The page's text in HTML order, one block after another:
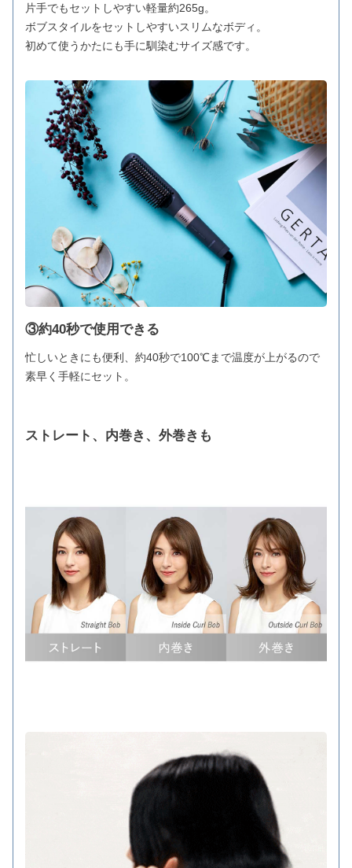
片手でもセットしやすい軽量約265g。
ボブスタイルをセットしやすいスリムなボディ。
初めて使うかたにも手に馴染むサイズ感です。
③約40秒で使用できる
忙しいときにも便利、約40秒で100℃まで温度が上がるので
素早く手軽にセット。
ストレート、内巻き、外巻きも